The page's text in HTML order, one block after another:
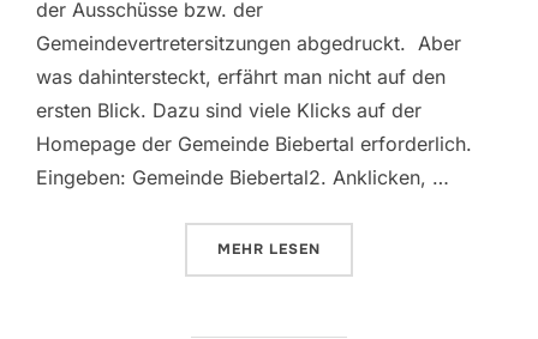
der Ausschüsse bzw. der
Gemeindevertretersitzungen abgedruckt. Aber
was dahintersteckt, erfährt man nicht auf den
ersten Blick. Dazu sind viele Klicks auf der
Homepage der Gemeinde Biebertal erforderlich.
Eingeben: Gemeinde Biebertal2. Anklicken, …
MEHR ÜBER
LESEN